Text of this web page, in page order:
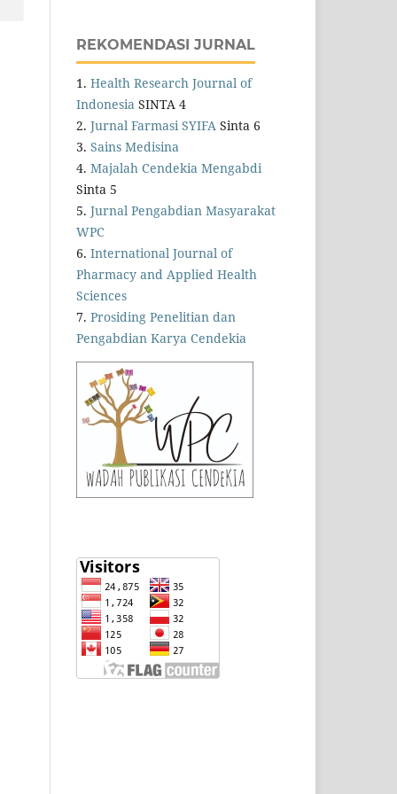
REKOMENDASI JURNAL
1. Health Research Journal of
Indonesia SINTA 4
2. Jurnal Farmasi SYIFA Sinta 6
3. Sains Medisina
4. Majalah Cendekia Mengabdi
Sinta 5
5. Jurnal Pengabdian Masyarakat
WPC
6. International Journal of
Pharmacy and Applied Health
Sciences
7. Prosiding Penelitian dan
Pengabdian Karya Cendekia